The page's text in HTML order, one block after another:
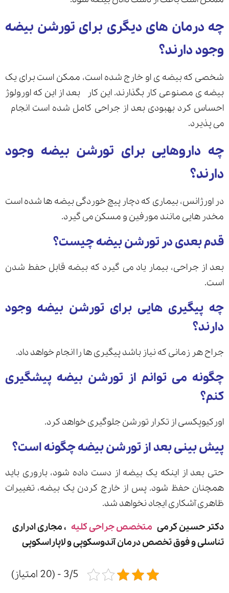
چه درمان های دیگری برای تورشن بیضه
وجود دارند؟
شخصی که بیضه ی او خارج شده است، ممکن است برای یک
بیضه ی مصنوعی کار بگذارند. این کار بعد از این که اورولوژ
احساس کرد بهبودی بعد از جراحی کامل شده است انجام
می پذیرد.
چه داروهایی برای تورشن بیضه وجود
دارند؟
در اورژانس، بیماری که دچار پیچ خوردگی بیضه ها شده است
مخدر هایی مانند مورفین و مسکن می گیرد.
قدم بعدی در تورشن بیضه چیست؟
بعد از جراحی، بیمار یاد می گیرد که بیضه قابل حفط شدن
است.
چه پیگیری هایی برای تورشن بیضه وجود
دارند؟
جراح هر زمانی که نیاز باشد پیگیری ها را انجام خواهد داد.
چگونه می توانم از تورشن بیضه پیشگیری
کنم؟
اورکیوپکسی از تکرار تورشن جلوگیری خواهد کرد.
پیش بینی بعد از تورشن بیضه چگونه است؟
حتی بعد از اینکه یک بیضه از دست داده شود، باروری باید
همچنان حفظ شود. پس از خارج کردن یک بیضه، تغییرات
ظاهری آشکاری ایجاد نخواهد شد.
دکتر حسین کرمی متخصص جراحی کلیه ، مجاری ادراری
تناسلی و فوق تخصص درمان آندوسکوپی و لاپاراسکوپی
3/5 - (20 امتیاز)